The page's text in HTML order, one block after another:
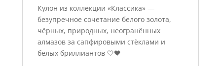
Кулон из коллекции «Классика» —
безупречное сочетание белого золота,
чёрных, природных, неогранённых
алмазов за сапфировыми стёклами и
белых бриллиантов 🤍🖤